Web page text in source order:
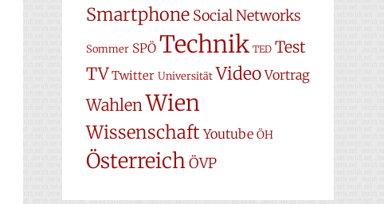
Smartphone Social Networks
Sommer SPÖ Technik TED Test
TV Twitter Universität Video Vortrag
WahlenWien
Wissenschaft Youtube ÖH
ÖsterreichÖVP